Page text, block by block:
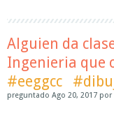
Alguien da
Ingenieria que
#eeggcc
preguntado Ago 20, 2017 por